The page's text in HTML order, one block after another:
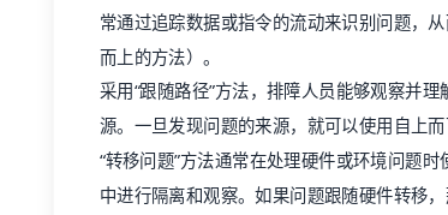
常通过追踪数据或指令的流动来识别问题，
而上的方法）。
采用“跟随路径”方法，排障人员能够观察并
源。一旦发现问题的来源，就可以使用自上
“转移问题”方法通常在处理硬件或环境问题
中进行隔离和观察。如果问题跟随硬件转移